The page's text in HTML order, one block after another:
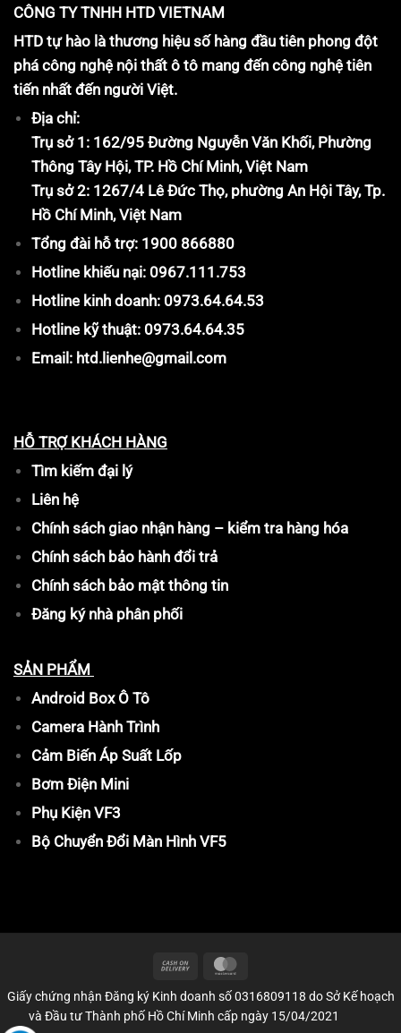
CÔNG TY TNHH HTD VIETNAM
HTD tự hào là thương hiệu số hàng đầu tiên phong đột
phá công nghệ nội thất ô tô mang đến công nghệ tiên
tiến nhất đến người Việt.
Địa chỉ:
Trụ sở 1: 162/95 Đường Nguyễn Văn Khối, Phường
Thông Tây Hội, TP. Hồ Chí Minh, Việt Nam
Trụ sở 2: 1267/4 Lê Đức Thọ, phường An Hội Tây, Tp.
Hồ Chí Minh, Việt Nam
Tổng đài hỗ trợ: 1900 866880
Hotline khiếu nại: 0967.111.753
Hotline kinh doanh: 0973.64.64.53
Hotline kỹ thuật: 0973.64.64.35
Email: htd.lienhe@gmail.com
HỖ TRỢ KHÁCH HÀNG
Tìm kiếm đại lý
Liên hệ
Chính sách giao nhận hàng – kiểm tra hàng hóa
Chính sách bảo hành đổi trả
Chính sách bảo mật thông tin
Đăng ký nhà phân phối
SẢN PHẨM
Android Box Ô Tô
Camera Hành Trình
Cảm Biến Áp Suất Lốp
Bơm Điện Mini
Phụ Kiện VF3
Bộ Chuyển Đổi Màn Hình VF5
Giấy chứng nhận Đăng ký Kinh doanh số 0316809118 do Sở Kế hoạch
và Đầu tư Thành phố Hồ Chí Minh cấp ngày 15/04/2021